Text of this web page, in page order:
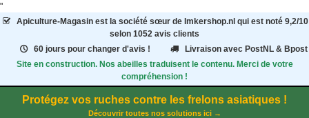
"
Apiculture-Magasinest la société sœur de Imkershop.nl qui est noté 9,2/10
selon 1052 avis clients
60 jours pour changer d'avis !
Livraison avec PostNL & Bpost
Site en construction. Nos abeilles traduisent le contenu. Merci de votre
compréhension !
Protégez vos ruches contre les frelons asiatiques !
Découvrir toutes nos solutions ici →